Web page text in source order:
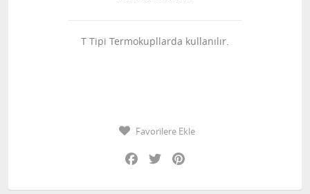
T Tipi Termokupllarda kullanılır.
Favorilere Ekle
Facebook
Twitter